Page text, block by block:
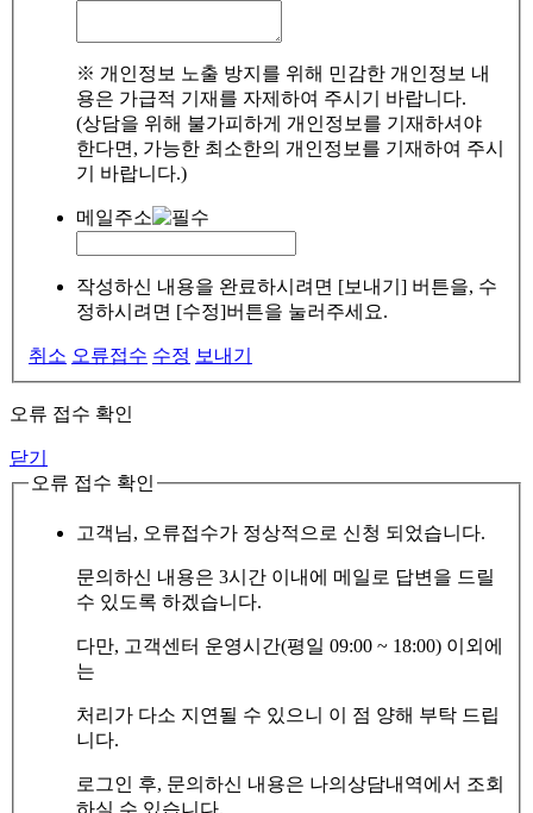
※ 개인정보 노출 방지를 위해 민감한 개인정보 내
용은 가급적 기재를 자제하여 주시기 바랍니다.
(상담을 위해 불가피하게 개인정보를 기재하셔야
한다면, 가능한 최소한의 개인정보를 기재하여 주시
기 바랍니다.)
메일주소
작성하신 내용을 완료하시려면 [보내기] 버튼을, 수
정하시려면 [수정]버튼을 눌러주세요.
취소 오류접수 수정 보내기
오류 접수 확인
닫기
오류 접수 확인
고객님, 오류접수가 정상적으로 신청 되었습니다.
문의하신 내용은 3시간 이내에 메일로 답변을 드릴
수 있도록 하겠습니다.
다만, 고객센터 운영시간(평일 09:00 ~ 18:00) 이외에
는
처리가 다소 지연될 수 있으니 이 점 양해 부탁 드립
니다.
로그인 후, 문의하신 내용은 나의상담내역에서 조회